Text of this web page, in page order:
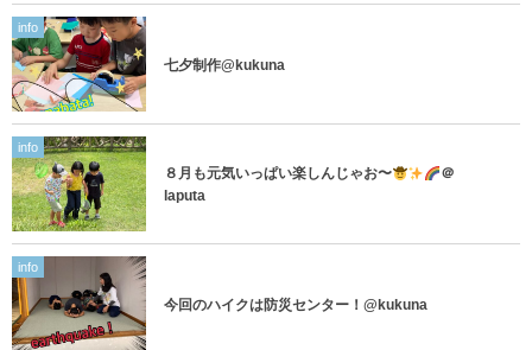
info
七夕制作@kukuna
info
８月も元気いっぱい楽しんじゃお〜
＠
laputa
info
今回のハイクは防災センター！@kukuna